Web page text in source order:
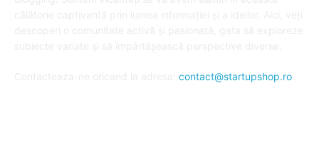
contact@startupshop.ro